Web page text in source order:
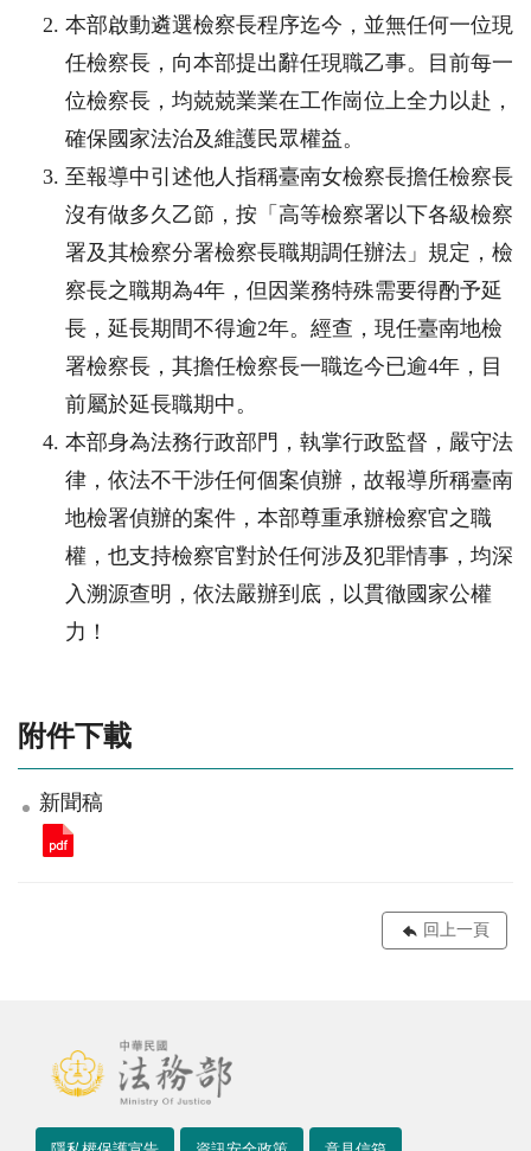
本部啟動遴選檢察長程序迄今，並無任何一位現
任檢察長，向本部提出辭任現職乙事。目前每一
位檢察長，均兢兢業業在工作崗位上全力以赴，
確保國家法治及維護民眾權益。
至報導中引述他人指稱臺南女檢察長擔任檢察長
沒有做多久乙節，按「高等檢察署以下各級檢察
署及其檢察分署檢察長職期調任辦法」規定，檢
察長之職期為4年，但因業務特殊需要得酌予延
長，延長期間不得逾2年。經查，現任臺南地檢
署檢察長，其擔任檢察長一職迄今已逾4年，目
前屬於延長職期中。
本部身為法務行政部門，執掌行政監督，嚴守法
律，依法不干涉任何個案偵辦，故報導所稱臺南
地檢署偵辦的案件，本部尊重承辦檢察官之職
權，也支持檢察官對於任何涉及犯罪情事，均深
入溯源查明，依法嚴辦到底，以貫徹國家公權
力！
附件下載
新聞稿
回上一頁